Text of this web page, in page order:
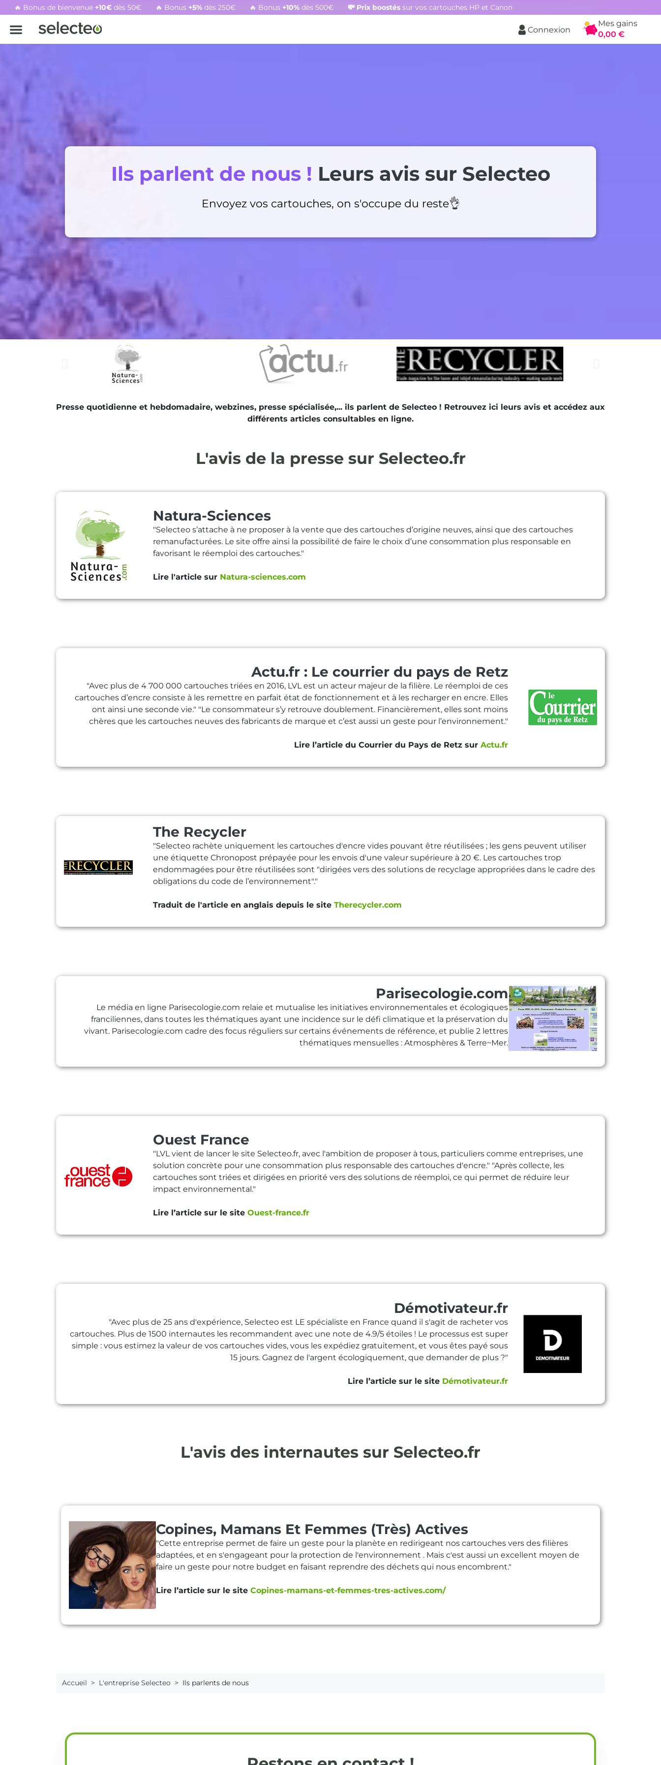
🔥 Bonus de bienvenue +10€dès 50€ 🔥 Bonus +5%dès 250€ 🔥 Bonus +10% dès 500€ 💸 Prix boostés sur vos cartouches HP et Canon
Connexion
Panier
Mes gains
0,00 €
Ils parlent de nous ! Leurs avis sur Selecteo
Envoyez vos cartouches, on s'occupe du reste👌
Presse quotidienne et hebdomadaire, webzines, presse spécialisée,... ils parlent de Selecteo ! Retrouvez ici leurs avis et accédez aux
différents articles consultables en ligne.
L'avis de la presse sur Selecteo.fr
Natura-Sciences
"Selecteo s’attache à ne proposer à la vente que des cartouches d’origine neuves, ainsi que des cartouches
remanufacturées. Le site offre ainsi la possibilité de faire le choix d’une consommation plus responsable en
favorisant le réemploi des cartouches."
Lire l'article sur Natura-sciences.com
Actu.fr : Le courrier du pays de Retz
"Avec plus de 4 700 000 cartouches triées en 2016, LVL est un acteur majeur de la filière. Le réemploi de ces
cartouches d’encre consiste à les remettre en parfait état de fonctionnement et à les recharger en encre. Elles
ont ainsi une seconde vie." "Le consommateur s’y retrouve doublement. Financièrement, elles sont moins
chères que les cartouches neuves des fabricants de marque et c’est aussi un geste pour l’environnement."
Lire l’article du Courrier du Pays de Retz surActu.fr
The Recycler
"Selecteo rachète uniquement les cartouches d'encre vides pouvant être réutilisées ; les gens peuvent utiliser
une étiquette Chronopost prépayée pour les envois d'une valeur supérieure à 20 €. Les cartouches trop
endommagées pour être réutilisées sont "dirigées vers des solutions de recyclage appropriées dans le cadre des
obligations du code de l’environnement"."
Traduit de l'article en anglais depuis le site Therecycler.com
Parisecologie.com
Le média en ligne Parisecologie.com relaie et mutualise les initiatives environnementales et écologiques
franciliennes, dans toutes les thématiques ayant une incidence sur le défi climatique et la préservation du
vivant. Parisecologie.com cadre des focus réguliers sur certains événements de référence, et publie 2 lettres
thématiques mensuelles : Atmosphères & Terre~Mer.
Ouest France
"LVL vient de lancer le site Selecteo.fr, avec l'ambition de proposer à tous, particuliers comme entreprises, une
solution concrète pour une consommation plus responsable des cartouches d'encre." "Après collecte, les
cartouches sont triées et dirigées en priorité vers des solutions de réemploi, ce qui permet de réduire leur
impact environnemental."
Lire l’article sur le site Ouest-france.fr
Démotivateur.fr
"Avec plus de 25 ans d'expérience, Selecteo est LE spécialiste en France quand il s'agit de racheter vos
cartouches. Plus de 1500 internautes les recommandent avec une note de 4.9/5 étoiles ! Le processus est super
simple : vous estimez la valeur de vos cartouches vides, vous les expédiez gratuitement, et vous êtes payé sous
15 jours. Gagnez de l'argent écologiquement, que demander de plus ?"
Lire l’article sur le site Démotivateur.fr
L'avis des internautes sur Selecteo.fr
Copines, Mamans Et Femmes (Très) Actives
"Cette entreprise permet de faire un geste pour la planète en redirigeant nos cartouches vers des filières
adaptées, et en s'engageant pour la protection de l'environnement . Mais c'est aussi un excellent moyen de
faire un geste pour notre budget en faisant reprendre des déchets qui nous encombrent."
Lire l’article sur le siteCopines-mamans-et-femmes-tres-actives.com/
Accueil L'entreprise Selecteo Ils parlents de nous